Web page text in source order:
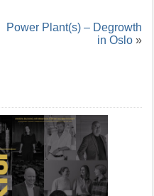
Power Plant(s) – Degrowth
in Oslo »